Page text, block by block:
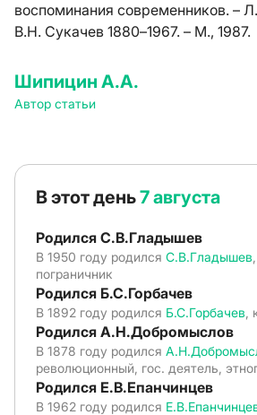
воспоминания современников. –
В.Н. Сукачев 1880–1967. – М., 1987.
Шипицин А.А.
Автор статьи
В этот день7 августа
Родился С.В.Гладышев
В 1950 году родился С.В.Гладышев
пограничник
Родился Б.С.Горбачев
В 1892 году родился Б.С.Горбачев
Родился А.Н.Добромыслов
В 1878 году родился
революционный, гос. деятель,
Родился Е.В.Епанчинцев
В 1962 году родился